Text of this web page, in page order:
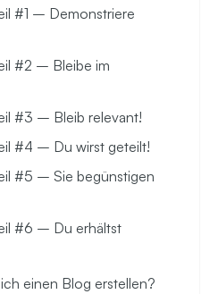
#1 – Demonstriere
#2 – Bleibe im
#3 – Bleib relevant!
#4 – Du wirst geteilt!
#5 – Sie begünstigen
#6 – Du erhältst
einen Blog erstellen?